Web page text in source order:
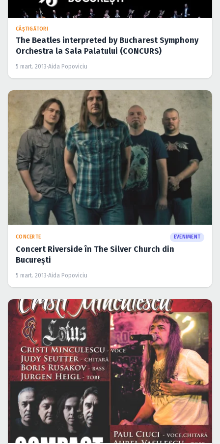
CÂŞTIGĂTORI
The Beatles interpreted by Bucharest Symphony
Orchestra la Sala Palatului (CONCURS)
5 mart. 2013·Aida Popoviciu
CONCERTE EVENIMENT
Concert Riverside în The Silver Church din
Bucureşti
5 mart. 2013·Aida Popoviciu